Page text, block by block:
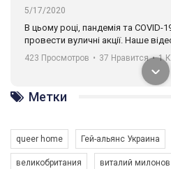
5/17/2020
В цьому році, пандемія та
провести вуличні акції. Наше
навіть коли ми у різних містах
разом. Ми закликаємо всіх хто
солідарності, приєднатися до нас.
ГАУ є в 16 областях України.
Разом наш голос лунає гучніше!
423 Просмотров • 37 Нравится • 1
Метки
queer home Гей-альянс Украина
великобритания виталий милонов